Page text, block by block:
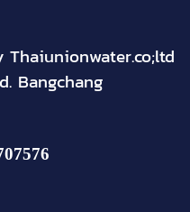
Thaiunionwater.co;ltd
Bangchang